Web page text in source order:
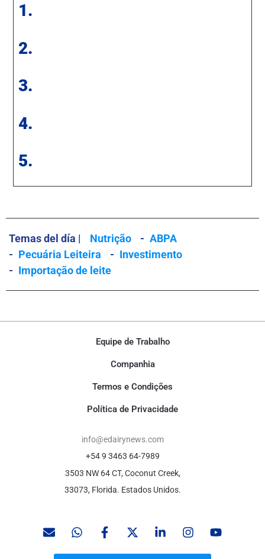
1.
2.
3.
4.
5.
Temas del día | Nutrição - ABPA
- Pecuária Leiteira - Investimento
- Importação de leite
Equipe de Trabalho
Companhia
Termos e Condições
Política de Privacidade
info@edairynews.com
+54 9 3463 64-7989
3503 NW 64 CT, Coconut Creek,
33073, Florida. Estados Unidos.